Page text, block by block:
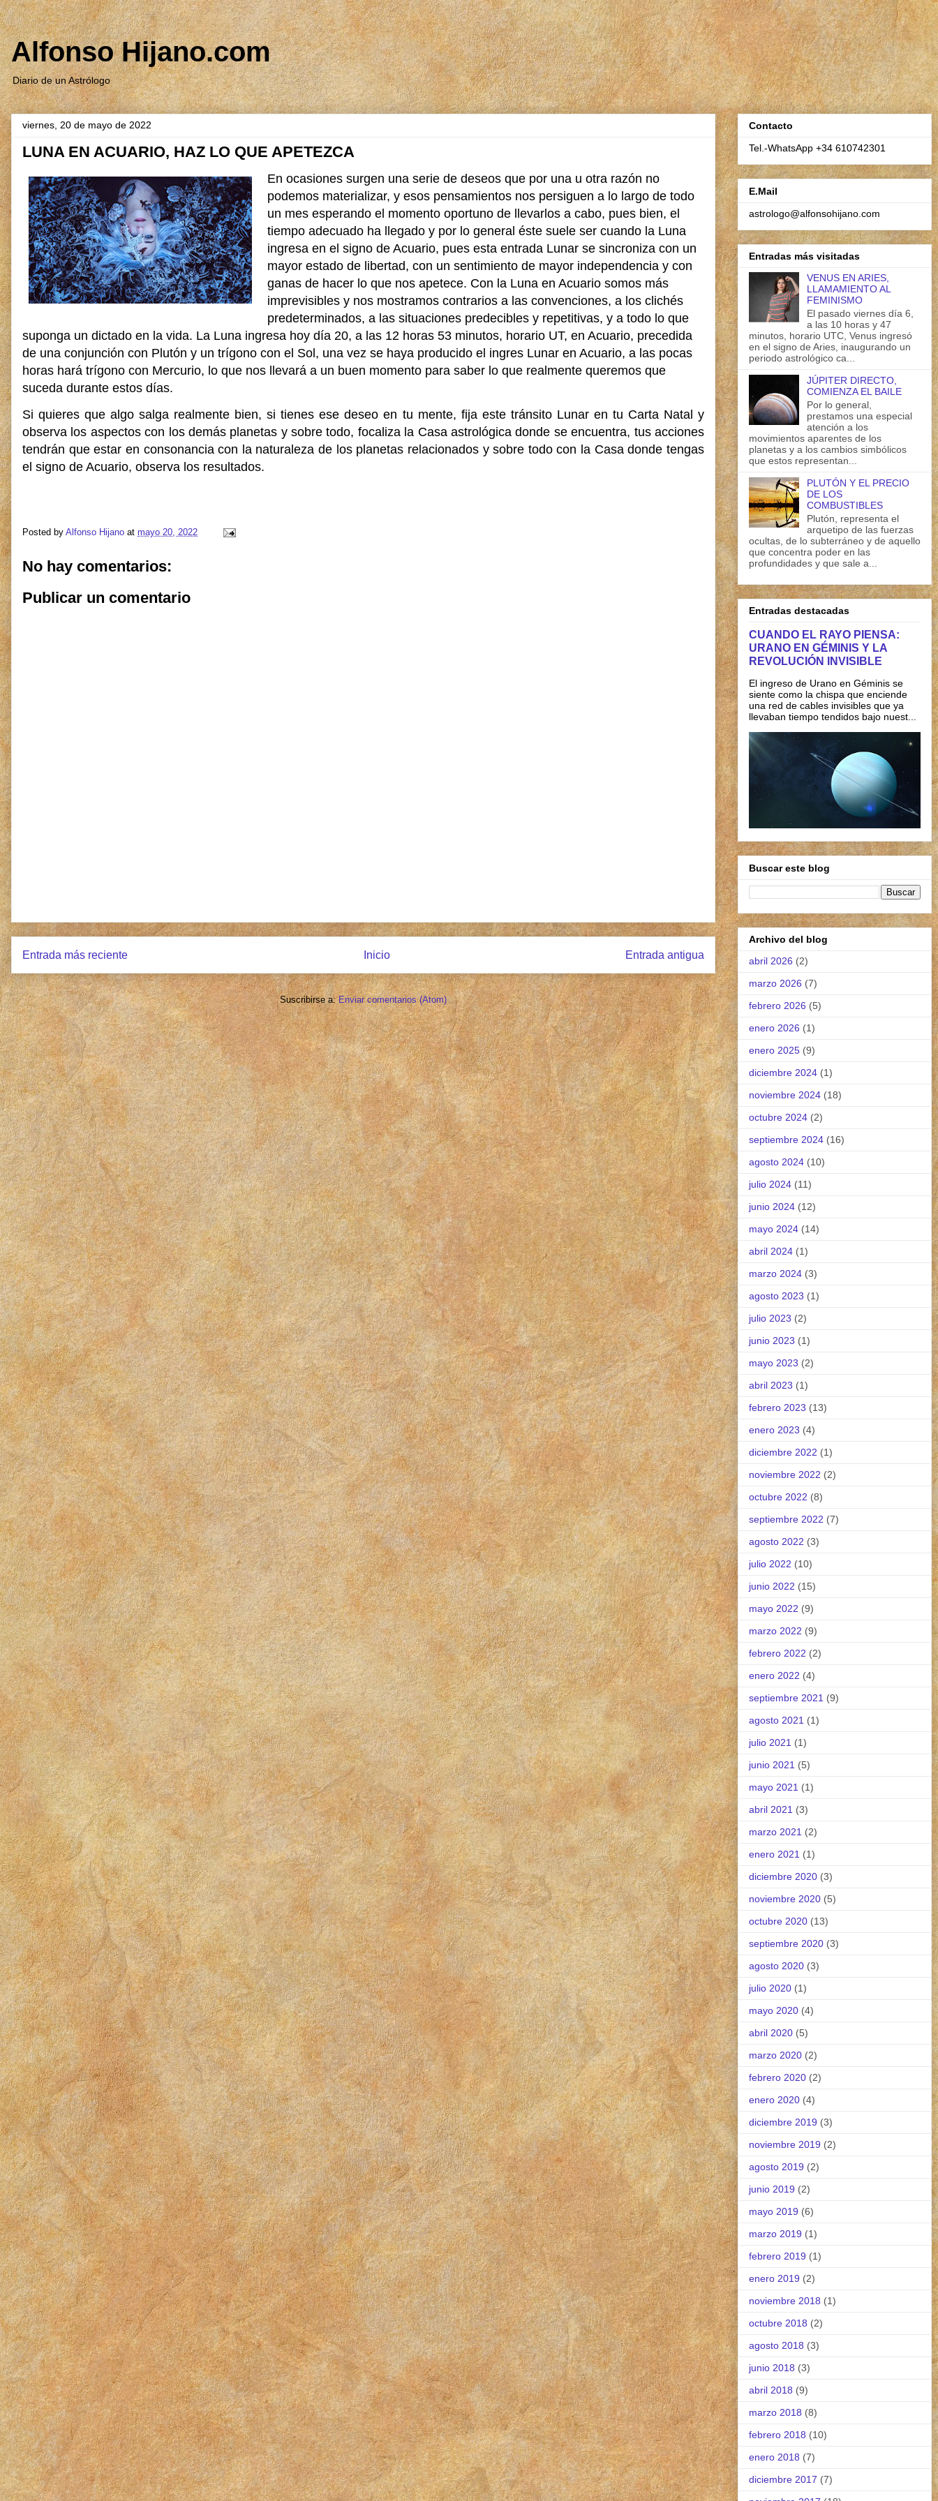
Alfonso Hijano.com
Diario de un Astrólogo
viernes, 20 de mayo de 2022
LUNA EN ACUARIO, HAZ LO QUE APETEZCA
En ocasiones surgen una serie de deseos que por una u otra razón no
podemos materializar, y esos pensamientos nos persiguen a lo largo de todo
un mes esperando el momento oportuno de llevarlos a cabo, pues bien, el
tiempo adecuado ha llegado y por lo general éste suele ser cuando la Luna
ingresa en el signo de Acuario, pues esta entrada Lunar se sincroniza con un
mayor estado de libertad, con un sentimiento de mayor independencia y con
ganas de hacer lo que nos apetece. Con la Luna en Acuario somos más
imprevisibles y nos mostramos contrarios a las convenciones, a los clichés
predeterminados, a las situaciones predecibles y repetitivas, y a todo lo que
suponga un dictado en la vida. La Luna ingresa hoy día 20, a las 12 horas 53 minutos, horario UT, en Acuario, precedida
de una conjunción con Plutón y un trígono con el Sol, una vez se haya producido el ingres Lunar en Acuario, a las pocas
horas hará trígono con Mercurio, lo que nos llevará a un buen momento para saber lo que realmente queremos que
suceda durante estos días.
Si quieres que algo salga realmente bien, si tienes ese deseo en tu mente, fija este tránsito Lunar en tu Carta Natal y
observa los aspectos con los demás planetas y sobre todo, focaliza la Casa astrológica donde se encuentra, tus acciones
tendrán que estar en consonancia con la naturaleza de los planetas relacionados y sobre todo con la Casa donde tengas
el signo de Acuario, observa los resultados.
Posted by Alfonso Hijano at mayo 20, 2022
No hay comentarios:
Publicar un comentario
Entrada más reciente Entrada antigua
Inicio
Suscribirse a:Enviar comentarios (Atom)
Contacto
Tel.-WhatsApp +34 610742301
E.Mail
astrologo@alfonsohijano.com
Entradas más visitadas
VENUS EN ARIES,
LLAMAMIENTO AL
FEMINISMO
El pasado viernes día 6,
a las 10 horas y 47
minutos, horario UTC, Venus ingresó
en el signo de Aries, inaugurando un
periodo astrológico ca...
JÚPITER DIRECTO,
COMIENZA EL BAILE
Por lo general,
prestamos una especial
atención a los
movimientos aparentes de los
planetas y a los cambios simbólicos
que estos representan...
PLUTÓN Y EL PRECIO
DE LOS
COMBUSTIBLES
Plutón, representa el
arquetipo de las fuerzas
ocultas, de lo subterráneo y de aquello
que concentra poder en las
profundidades y que sale a...
Entradas destacadas
CUANDO EL RAYO PIENSA:
URANO EN GÉMINIS Y LA
REVOLUCIÓN INVISIBLE
El ingreso de Urano en Géminis se
siente como la chispa que enciende
una red de cables invisibles que ya
llevaban tiempo tendidos bajo nuest...
Buscar este blog
Archivo del blog
abril 2026 (2)
marzo 2026 (7)
febrero 2026 (5)
enero 2026 (1)
enero 2025 (9)
diciembre 2024 (1)
noviembre 2024 (18)
octubre 2024 (2)
septiembre 2024 (16)
agosto 2024 (10)
julio 2024 (11)
junio 2024 (12)
mayo 2024 (14)
abril 2024 (1)
marzo 2024 (3)
agosto 2023 (1)
julio 2023 (2)
junio 2023 (1)
mayo 2023 (2)
abril 2023 (1)
febrero 2023 (13)
enero 2023 (4)
diciembre 2022 (1)
noviembre 2022 (2)
octubre 2022 (8)
septiembre 2022 (7)
agosto 2022 (3)
julio 2022 (10)
junio 2022 (15)
mayo 2022 (9)
marzo 2022 (9)
febrero 2022 (2)
enero 2022 (4)
septiembre 2021 (9)
agosto 2021 (1)
julio 2021 (1)
junio 2021 (5)
mayo 2021 (1)
abril 2021 (3)
marzo 2021 (2)
enero 2021 (1)
diciembre 2020 (3)
noviembre 2020 (5)
octubre 2020 (13)
septiembre 2020 (3)
agosto 2020 (3)
julio 2020 (1)
mayo 2020 (4)
abril 2020 (5)
marzo 2020 (2)
febrero 2020 (2)
enero 2020 (4)
diciembre 2019 (3)
noviembre 2019 (2)
agosto 2019 (2)
junio 2019 (2)
mayo 2019 (6)
marzo 2019 (1)
febrero 2019 (1)
enero 2019 (2)
noviembre 2018 (1)
octubre 2018 (2)
agosto 2018 (3)
junio 2018 (3)
abril 2018 (9)
marzo 2018 (8)
febrero 2018 (10)
enero 2018 (7)
diciembre 2017 (7)